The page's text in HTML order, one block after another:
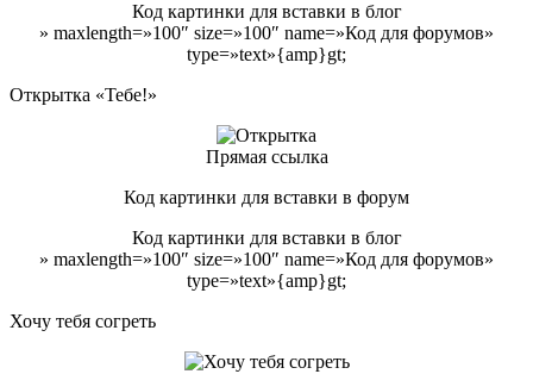
Код картинки для вставки в блог
» maxlength=»100″ size=»100″ name=»Код для форумов»
type=»text»{amp}gt;
Открытка «Тебе!»
Прямая ссылка
Код картинки для вставки в форум
Код картинки для вставки в блог
» maxlength=»100″ size=»100″ name=»Код для форумов»
type=»text»{amp}gt;
Хочу тебя согреть